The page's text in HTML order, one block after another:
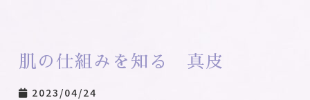
肌の仕組みを知る 真皮
2023/04/24